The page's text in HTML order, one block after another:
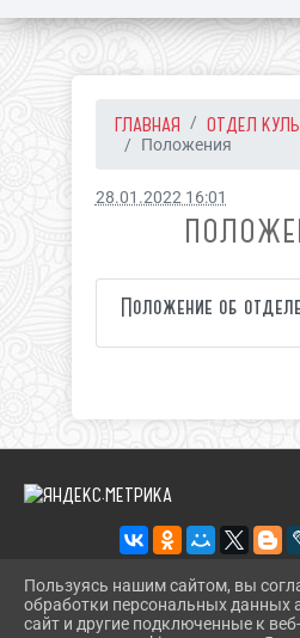
ГЛАВНАЯ ОТДЕЛ
Положения
28.01.2022 16:01
Положение об
2026 Г. DINSKOIKULT.RU
Пользуясь нашим сайтом, вы
обработки персональных данных
сайт и другие подключенные к